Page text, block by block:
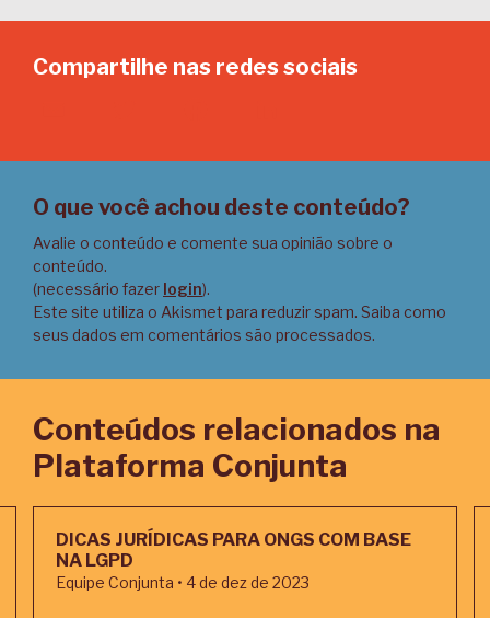
Compartilhe nas redes sociais
O que você achou deste conteúdo?
Avalie o conteúdo e comente sua opinião sobre o
conteúdo.
(necessário fazer login).
Este site utiliza o Akismet para reduzir spam. Saiba como
seus dados em comentários são processados.
Conteúdos relacionados na
Plataforma Conjunta
DICAS JURÍDICAS PARA ONGS COM BASE
NA LGPD
Equipe Conjunta • 4 de dez de 2023